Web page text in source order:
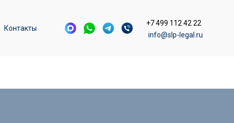
info@slp-legal.ru
+7 499 112 42 22
Контакты